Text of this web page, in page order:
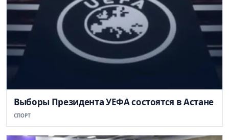
Выборы Президента УЕФА состоятся в Астане
СПОРТ